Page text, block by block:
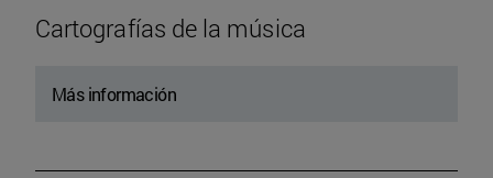
Cartografías de la música
Más información